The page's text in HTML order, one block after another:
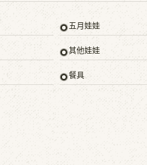
五月娃娃
其他娃娃
餐具